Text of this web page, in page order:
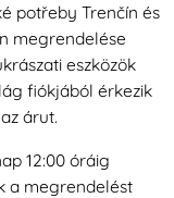
potřeby Trenčín és
megrendelése
eszközök
fiókjából érkezik
árut.
12:00 óráig
a megrendelést